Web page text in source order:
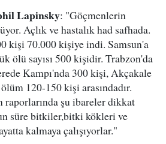
Lapinsky: "Göçmenlerin
Açlık ve hastalık had safhada.
kişi 70.000 kişiye indi. Samsun'a
ölü sayısı 500 kişidir. Trabzon'da
Kampı'nda 300 kişi, Akçakale
120-150 kişi arasındadır.
şu ibareler dikkat
süre bitkiler,bitki kökleri ve
kalmaya çalışıyorlar."